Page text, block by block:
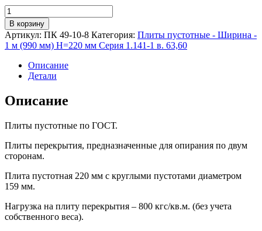
Количество
товара
ПК
49-
10-
В корзину
Артикул: ПК 49-10-8 Категория: Плиты пустотные - Ширина -
1 м (990 мм) H=220 мм Серия 1.141-1 в. 63,60
Описание
Детали
Описание
Плиты пустотные по ГОСТ.
Плиты перекрытия, предназначенные для опирания по двум
сторонам.
Плита пустотная 220 мм с круглыми пустотами диаметром
159 мм.
Нагрузка на плиту перекрытия – 800 кгс/кв.м. (без учета
собственного веса).